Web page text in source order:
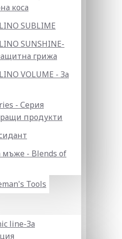
коса
SUBLIME
SUNSHINE-
грижа
VOLUME - За
- Серия
продукти
мъже - Blends of
Tools
line-За